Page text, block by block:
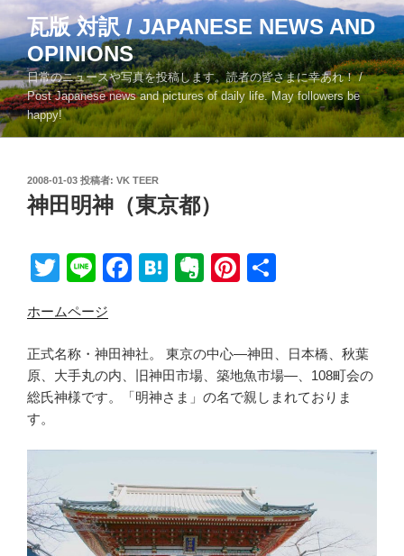
ン
ン
ツ
へ
ス
瓦版 対訳 / JAPANESE NEWS AND
OPINIONS
日常のニュースや写真を投稿します。読者の皆さまに幸あれ！ /
Post Japanese news and pictures of daily life. May followers be
happy!
投
稿
日:
2008-01-03 投稿者: VK TEER
神田明神（東京都）
T
tt
er
Li
e
F
e
b
o
o
H
n
a
E
n
ot
e
Pi
e
st
ホームページ
正式名称・神田神社。 東京の中心―神田、日本橋、秋葉
原、大手丸の内、旧神田市場、築地魚市場―、108町会の
総氏神様です。「明神さま」の名で親しまれておりま
す。